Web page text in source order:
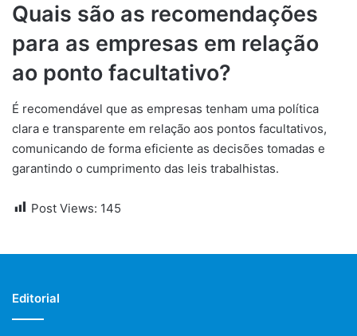
Quais são as recomendações
para as empresas em relação
ao ponto facultativo?
É recomendável que as empresas tenham uma política
clara e transparente em relação aos pontos facultativos,
comunicando de forma eficiente as decisões tomadas e
garantindo o cumprimento das leis trabalhistas.
Post Views: 145
Editorial